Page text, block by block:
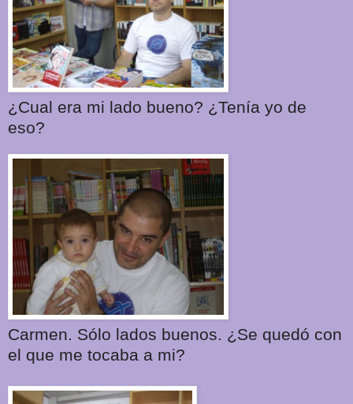
¿Cual era mi lado bueno? ¿Tenía yo de
eso?
Carmen. Sólo lados buenos. ¿Se quedó con
el que me tocaba a mi?